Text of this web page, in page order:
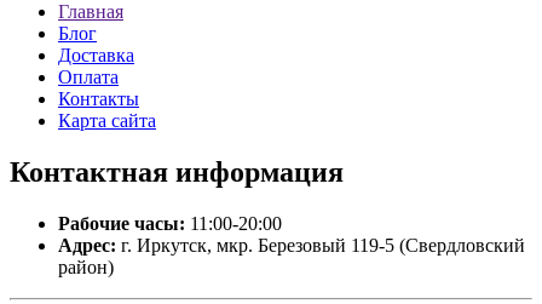
Главная
Блог
Доставка
Оплата
Контакты
Карта сайта
Контактная информация
Рабочие часы: 11:00-20:00
Адрес: г. Иркутск, мкр. Березовый 119-5 (Свердловский
район)